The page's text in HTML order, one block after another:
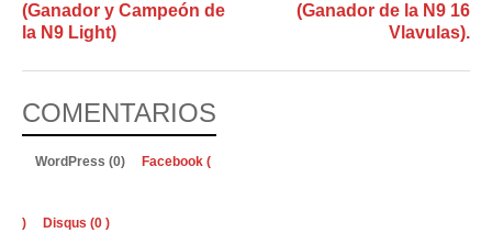
(Ganador y Campeón de
la N9 Light)
(Ganador de la N9 16
Vlavulas).
COMENTARIOS
WordPress (0) Facebook (
) Disqus (0 )